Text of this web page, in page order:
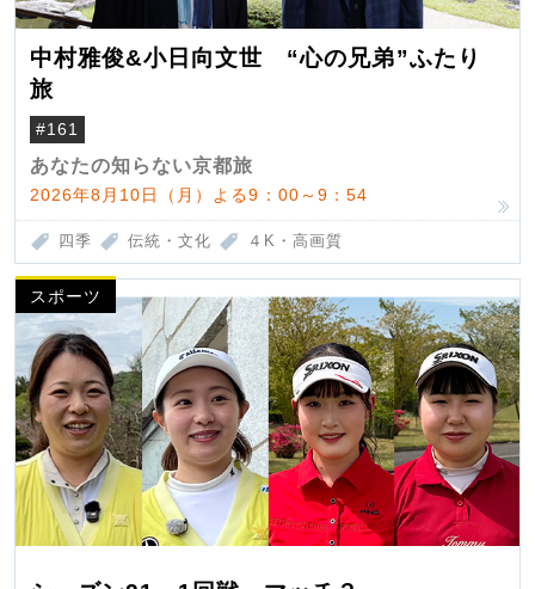
中村雅俊&小日向文世 “心の兄弟”ふたり
旅
#161
あなたの知らない京都旅
2026年8月10日（月）よる9：00～9：54
四季 伝統・文化 ４K・高画質
スポーツ